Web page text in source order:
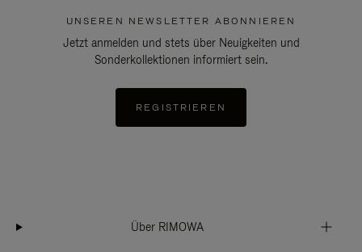
UNSEREN NEWSLETTER ABONNIEREN
Jetzt anmelden und stets über Neuigkeiten und
Sonderkollektionen informiert sein.
REGISTRIEREN
Über RIMOWA